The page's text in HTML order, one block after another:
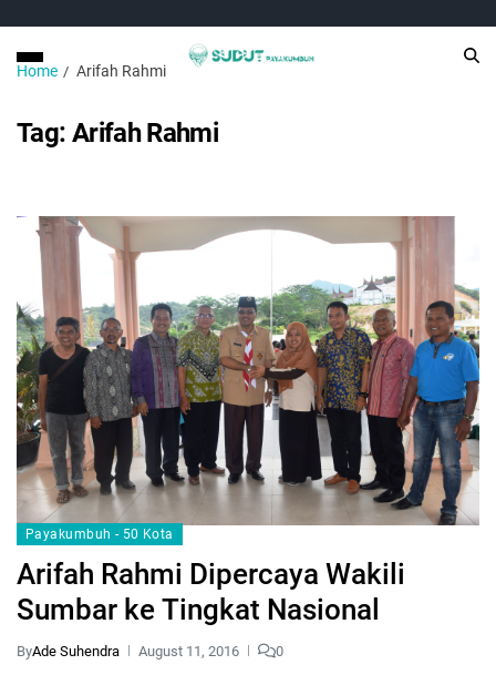
Home Arifah Rahmi
Tag: Arifah Rahmi
Payakumbuh - 50 Kota
Arifah Rahmi Dipercaya Wakili
Sumbar ke Tingkat Nasional
ByAde Suhendra August 11, 2016 0